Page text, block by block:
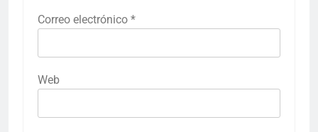
Correo electrónico *
Web